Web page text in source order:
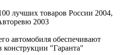
лучших товаров России 2004,
2003
автомобиля обеспечивают
конструкции "Гаранта"